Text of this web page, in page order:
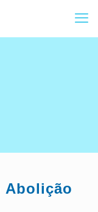
Abolição